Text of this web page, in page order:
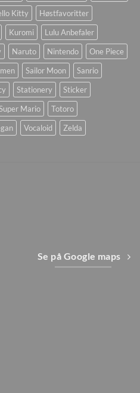
Kitty
Høstfavoritter
Kuromi
Lulu Anbefaler
Naruto Nintendo
One Piece
Sailor Moon
Sanrio
Stationery
Sticker
Mario
Totoro
Vocaloid Zelda
Se på Google maps